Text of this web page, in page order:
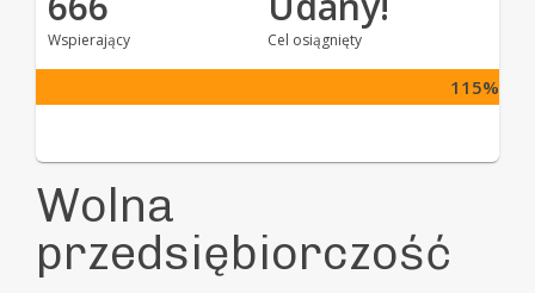
Wspierający Cel osiągnięty
115%
Wolna
przedsiębiorczość